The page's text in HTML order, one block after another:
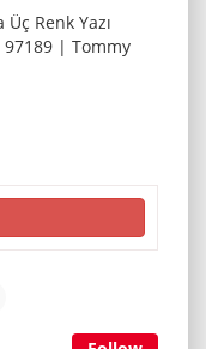
Üç Renk Yazı
97189 | Tommy